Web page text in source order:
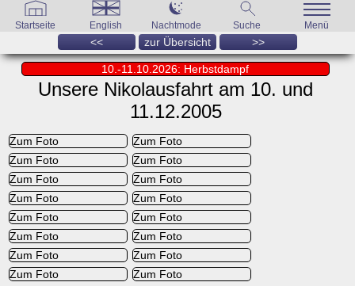
Startseite English Nachtmode Suche Menü
<< zur Übersicht >>
10.-11.10.2026: Herbstdampf
Unsere Nikolausfahrt am 10. und
11.12.2005
Zum Foto
Zum Foto
Zum Foto
Zum Foto
Zum Foto
Zum Foto
Zum Foto
Zum Foto
Zum Foto
Zum Foto
Zum Foto
Zum Foto
Zum Foto
Zum Foto
Zum Foto
Zum Foto